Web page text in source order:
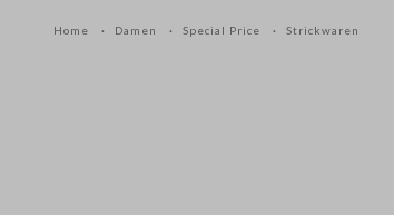
Home Damen Special Price Strickwaren